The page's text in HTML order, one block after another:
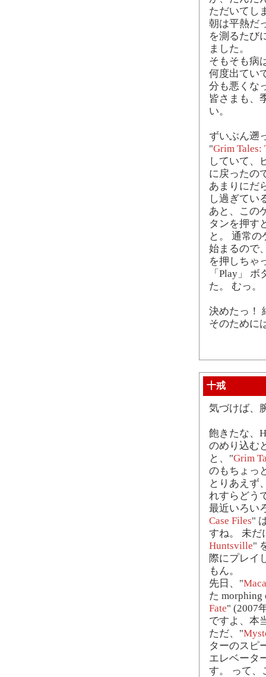
ただいてし
朝は平熱だ
を測るたび
ました。
そもそも病
何度出てい
分も悪くな
皆さまも、
い。
ずいぶん遡
"Grim Tales:
していて、
に戻ったの
あまりにだ
し過ぎてい
あと、この
タンを押す
と。 通常の
始まるので
を押しちゃ
「Play」
た。 むっ。
決めたっ！
そのために
十戒
気づけば、
飽きたな、
のめり込む
と、"Grim
のもちょっ
とりあえず
れすらどう
最近いろい
Case Files"
すね。 未だ
Huntsville"
際にプレイ
もん。
先日、"
た morphing
Fate" (2007
ですよ、本
ただ、"
ターのスピ
エレベータ
す。 って、